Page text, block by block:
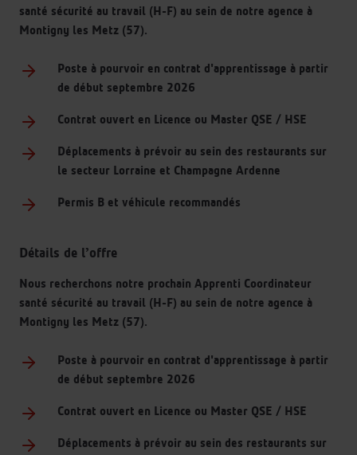
santé sécurité au travail (H-F) au sein de notre agence à
Montigny les Metz (57).
Poste à pourvoir en contrat d'apprentissage à partir
de début septembre 2026
Contrat ouvert en Licence ou Master QSE / HSE
Déplacements à prévoir au sein des restaurants sur
le secteur Lorraine et Champagne Ardenne
Permis B et véhicule recommandés
Détails de l’offre
Nous recherchons notre prochain Apprenti Coordinateur
santé sécurité au travail (H-F) au sein de notre agence à
Montigny les Metz (57).
Poste à pourvoir en contrat d'apprentissage à partir
de début septembre 2026
Contrat ouvert en Licence ou Master QSE / HSE
Déplacements à prévoir au sein des restaurants sur